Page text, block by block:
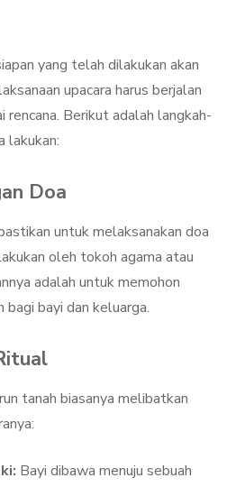
yang telah dilakukan akan
upacara harus berjalan
Berikut adalah langkah-
lakukan:
Doa
untuk melaksanakan doa
oleh tokoh agama atau
adalah untuk memohon
bayi dan keluarga.
tanah biasanya melibatkan
Bayi dibawa menuju sebuah